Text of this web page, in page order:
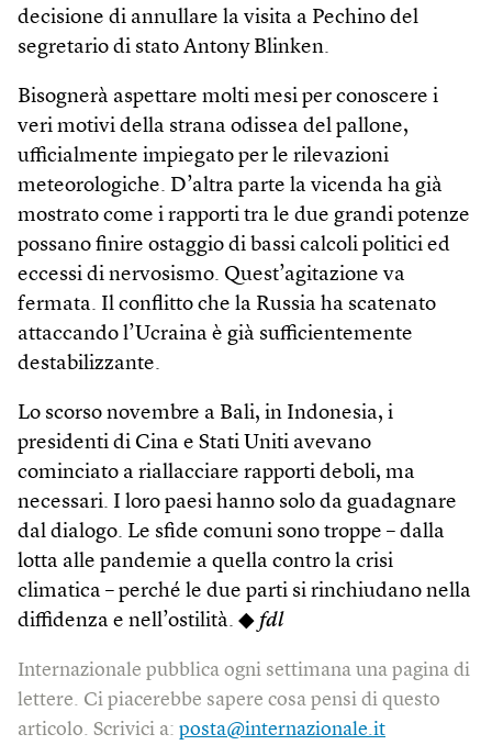
decisione di annullare la visita a Pechino del
segretario di stato Antony Blinken.
Bisognerà aspettare molti mesi per conoscere i
veri motivi della strana odissea del pallone,
ufficialmente impiegato per le rilevazioni
meteorologiche. D’altra parte la vicenda ha già
mostrato come i rapporti tra le due grandi potenze
possano finire ostaggio di bassi calcoli politici ed
eccessi di nervosismo. Quest’agitazione va
fermata. Il conflitto che la Russia ha scatenato
attaccando l’Ucraina è già sufficientemente
destabilizzante.
Lo scorso novembre a Bali, in Indonesia, i
presidenti di Cina e Stati Uniti avevano
cominciato a riallacciare rapporti deboli, ma
necessari. I loro paesi hanno solo da guadagnare
dal dialogo. Le sfide comuni sono troppe – dalla
lotta alle pandemie a quella contro la crisi
climatica – perché le due parti si rinchiudano nella
diffidenza e nell’ostilità. ◆ fdl
Internazionale pubblica ogni settimana una pagina di
lettere. Ci piacerebbe sapere cosa pensi di questo
articolo. Scrivici a: posta@internazionale.it